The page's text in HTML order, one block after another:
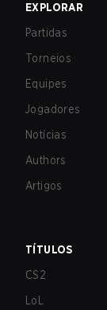
EXPLORAR
Partidas
Torneios
Equipes
Jogadores
Notícias
Authors
Artigos
TÍTULOS
CS2
LoL